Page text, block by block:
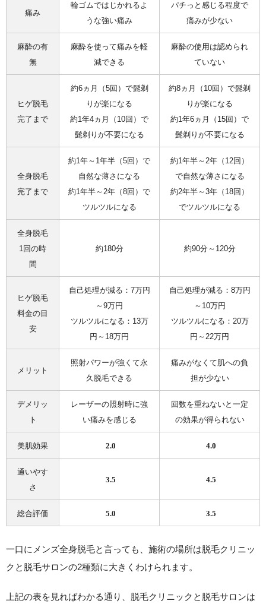
痛み
輪ゴムではじかれるよ
うな強い痛み
パチっと感じる程度で
痛みが少ない
麻酔の有
無
麻酔を使って痛みを軽
減できる
麻酔の使用は認められ
ていない
ヒゲ脱毛
完了まで
約6ヵ月（5回）で髭剃
りが楽になる
約1年4ヵ月（10回）で
髭剃りが不要になる
約8ヵ月（10回）で髭剃
りが楽になる
約1年6ヵ月（15回）で
髭剃りが不要になる
全身脱毛
完了まで
約1年～1年半（5回）で
自然な薄さになる
約1年半～2年（8回）で
ツルツルになる
約1年半～2年（12回）
で自然な薄さになる
約2年半～3年（18回）
でツルツルになる
全身脱毛
1回の時
間
約180分 約90分～120分
ヒゲ脱毛
料金の目
安
自己処理が減る：7万円
～9万円
ツルツルになる：13万
円～18万円
自己処理が減る：8万円
～10万円
ツルツルになる：20万
円～22万円
メリット
照射パワーが強くて永
久脱毛できる
痛みがなくて肌への負
担が少ない
デメリッ
ト
レーザーの照射時に強
い痛みを感じる
回数を重ねないと一定
の効果が得られない
美肌効果 2.0 4.0
通いやす
さ
3.5 4.5
総合評価 5.0 3.5
一口にメンズ全身脱毛と言っても、施術の場所は脱毛クリニッ
クと脱毛サロンの2種類に大きくわけられます。
上記の表を見ればわかる通り、 脱毛クリニックと脱毛サロンは